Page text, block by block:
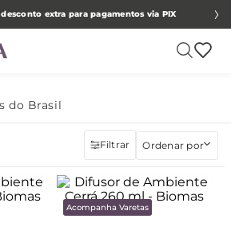
extra para pagamentos via PIX
do Brasil
Filtrar Ordenar por
Acompanha Varetas